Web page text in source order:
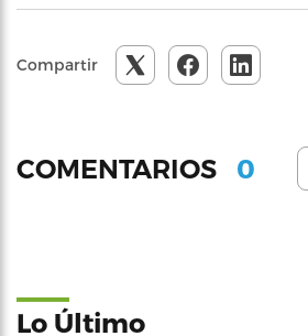
Compartir
COMENTARIOS 0
Lo Último